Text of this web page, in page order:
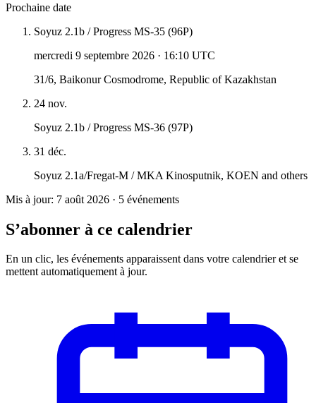
Prochaine date
Soyuz 2.1b / Progress MS-35 (96P)
mercredi 9 septembre 2026 · 16:10 UTC
31/6, Baikonur Cosmodrome, Republic of Kazakhstan
24 nov.
Soyuz 2.1b / Progress MS-36 (97P)
31 déc.
Soyuz 2.1a/Fregat-M / MKA Kinosputnik, KOEN and others
Mis à jour: 7 août 2026 · 5 événements
S’abonner à ce calendrier
En un clic, les événements apparaissent dans votre calendrier et se
mettent automatiquement à jour.